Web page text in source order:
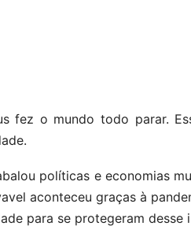
fez o mundo todo parar.
políticas e economias
aconteceu graças à
para se protegeram desse